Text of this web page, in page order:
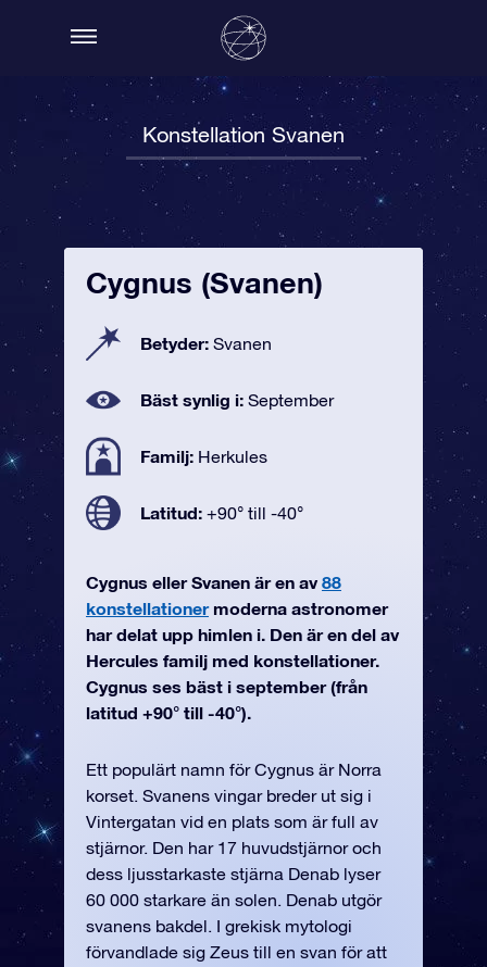
Konstellation Svanen
Cygnus (Svanen)
Betyder: Svanen
Bäst synlig i: September
Familj: Herkules
Latitud: +90° till -40°
Cygnus eller Svanen är en av 88
konstellationermoderna astronomer
har delat upp himlen i. Den är en del av
Hercules familj med konstellationer.
Cygnus ses bäst i september (från
latitud +90° till -40°).
Ett populärt namn för Cygnus är Norra
korset. Svanens vingar breder ut sig i
Vintergatan vid en plats som är full av
stjärnor. Den har 17 huvudstjärnor och
dess ljusstarkaste stjärna Denab lyser
60 000 starkare än solen. Denab utgör
svanens bakdel. I grekisk mytologi
förvandlade sig Zeus till en svan för att